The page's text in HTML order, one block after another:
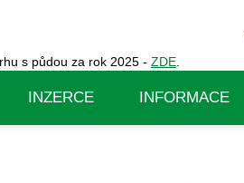
s půdou za rok 2025 - ZDE
INZERCE INFORMACE